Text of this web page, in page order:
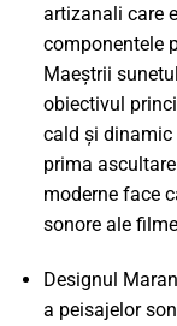
artizanali care
componentele
Maeștrii
obiectivul
cald și dinamic
prima
moderne face
sonore ale
Designul
a peisajelor